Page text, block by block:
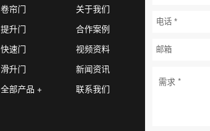
卷帘门
提升门
快速门
滑升门
全部产品 +
关于我们
合作案例
视频资料
新闻资讯
联系我们